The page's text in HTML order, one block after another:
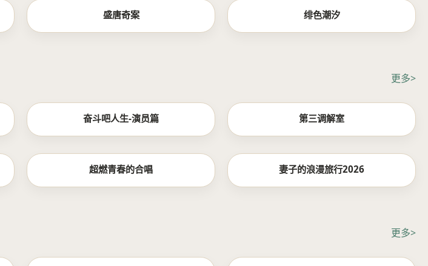
盛唐奇案 绯色潮汐
更多>
奋斗吧人生-演员篇 第三调解室
更新至20260527期
超燃青春的合唱
更新至20260527期
妻子的浪漫旅行2026
更多>